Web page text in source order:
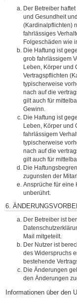
Der Betreiber
und Gesundheit
(Kardinalpflichten)
fahrlässiges
Folgeschäden wie
Die Haftung ist
grob fahrlässigem
Leben, Körper und
Vertragspflichten
typischerweise
nach auf die
gilt auch für
Gewinn.
Die Haftung ist
Leben, Körper und
fahrlässigem
typischerweise
nach auf die
gilt auch für
Die
zugunsten der
Ansprüche für eine
unberührt.
6.
Der Betreiber ist
Mail mitgeteilt.
Der Nutzer ist
des Widerspruchs
bestehende
Die Änderungen
den Änderungen
Informationen über den